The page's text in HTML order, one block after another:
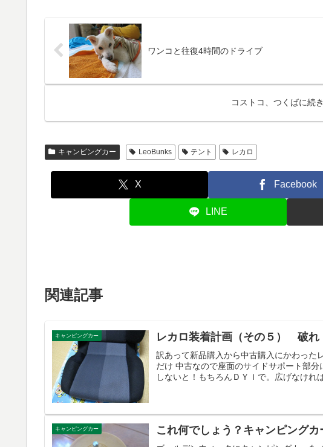
ワンコと往復4時間のドライブ
コストコ、つくばに続
キャンピングカー LeoBunks テント レカロ
X Facebook
LINE
関連記事
キャンピングカー レカロ装着計画（その５） 破れ
訳あって新品購入から中古購入にかわった
だけ 中古なので座面のサイドサポート部
しないと！もちろんＤＹＩで。広げなけれ
キャンピングカー これ何でしょう？キャンピング